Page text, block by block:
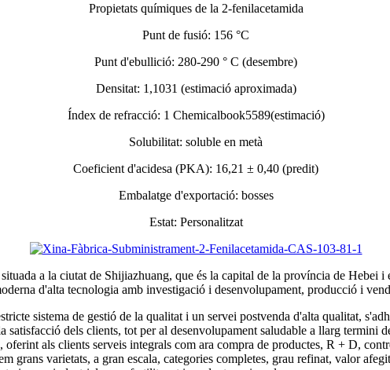
Propietats químiques de la 2-fenilacetamida
Punt de fusió: 156 °C
Punt d'ebullició: 280-290 ° C (desembre)
Densitat: 1,1031 (estimació aproximada)
Índex de refracció: 1 Chemicalbook5589(estimació)
Solubilitat: soluble en metà
Coeficient d'acidesa (PKA): 16,21 ± 0,40 (predit)
Embalatge d'exportació: bosses
Estat: Personalitzat
a la ciutat de Shijiazhuang, que és la capital de la província de Hebei
d'alta tecnologia amb investigació i desenvolupament, producció i
sistema de gestió de la qualitat i un servei postvenda d'alta qualitat,
dels clients, tot per al desenvolupament saludable a llarg termini
oferint als clients serveis integrals com ara compra de productes, R + D,
grans varietats, a gran escala, categories completes, grau refinat, valor